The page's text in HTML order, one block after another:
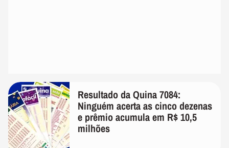
Resultado da Quina 7084:
Ninguém acerta as cinco dezenas
e prêmio acumula em R$ 10,5
milhões